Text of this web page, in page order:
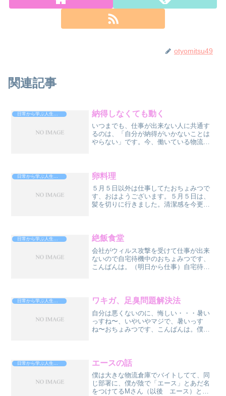
otyomitsu49
関連記事
日常から学ぶ人生攻略法 納得しなくても動く
いつまでも、仕事が出来ない人に共通す
るのは、「自分が納得がいかないことは
やらない」です。今、働いている物流業
どんどん後輩に抜かれてく...
卵料理
５月５日以外は仕事してたおちょみつで
す、おはようございます。５月５日は、
髪を切りに行きました。清潔感を今更大
ら、雑誌とかね、おいてある...
絶飯食堂
会社がウィルス攻撃を受けて仕事が出来
ないので自宅待機中のおちょみつです、
こんばんは。（明日から仕事）自宅待機
を２つ。観た人もいる...
日常から学ぶ人生攻略法 ワキガ、足臭問題解決法
自分は悪くないのに、悔しい・・・暑い
っすね〜、いやいやマジで、暑いっす
ね〜おちょみつです、こんばんは。僕は
に、「ワキガ」の人がいまし...
エースの話
僕は大きな物流倉庫でバイトしてて、同
じ部署に、僕が陰で「エース」とあだ名
をつけてるMさん（以後 エース）とい